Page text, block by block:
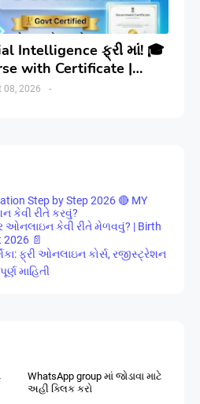
Intelligence ફ્રી માં! 🎓
with Certificate |
-
08, 2026
Step by Step 2026 🔴 MY
કેવી રીતે કરવું?
ઓનલાઇન કેવી રીતે મેળવવું? | Birth
📄
ફ્રી ઓનલાઇન કોર્સ, રજીસ્ટ્રેશન
માહિતી
WhatsApp group માં જોડાવા માટે
અહી ક્લિક કરો